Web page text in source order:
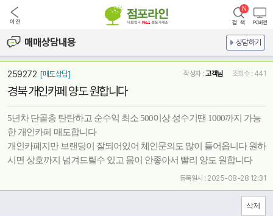
매매상담내용 상담하기
259272 [매도상담] 작성자 : 고객님 조회수 : 441
경북 개인카페 양도 원합니다
5년차 단골층 탄탄하고 순수익 최소 500이상 성수기땐 1000까지 가능
한 개인카페 매도합니다
개인카페지만 브랜딩이 잘되어있어 체인문의도 많이 들어옵니다 원하
시면 상호까지 넘겨드릴수 있고 몸이 안좋아서 빨리 양도 원합니다
등록일시 : 2025-08-28 12:31